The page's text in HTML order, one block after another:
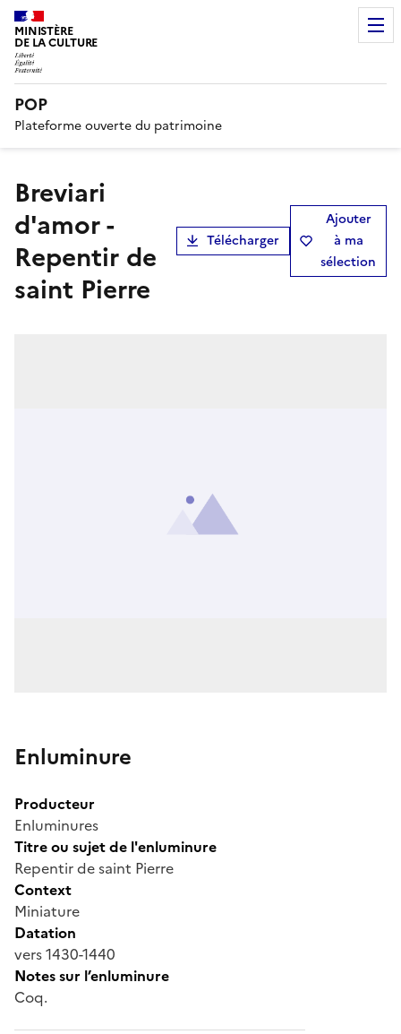
MINISTÈRE
DE LA CULTURE
POP
Plateforme ouverte du patrimoine
Breviari
d'amor -
Repentir de
saint Pierre
Télécharger
Ajouter
à ma
sélection
Enluminure
Producteur
Enluminures
Titre ou sujet de l'enluminure
Repentir de saint Pierre
Context
Miniature
Datation
vers 1430-1440
Notes sur l’enluminure
Coq.